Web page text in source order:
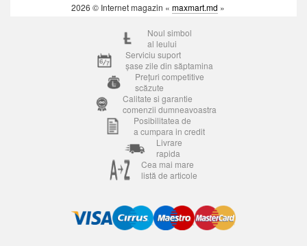
2026 © Internet magazin « maxmart.md »
Noul simbol
al leului
Serviciu suport
șase zile din săptamina
Prețuri competitive
scăzute
Calitate si garantie
comenzii dumneavoastra
Posibilitatea de
a cumpara in credit
Livrare
rapida
Cea mai mare
listă de articole